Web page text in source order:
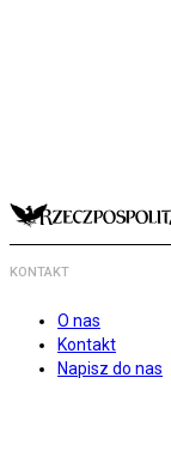
KONTAKT
O nas
Kontakt
Napisz do nas